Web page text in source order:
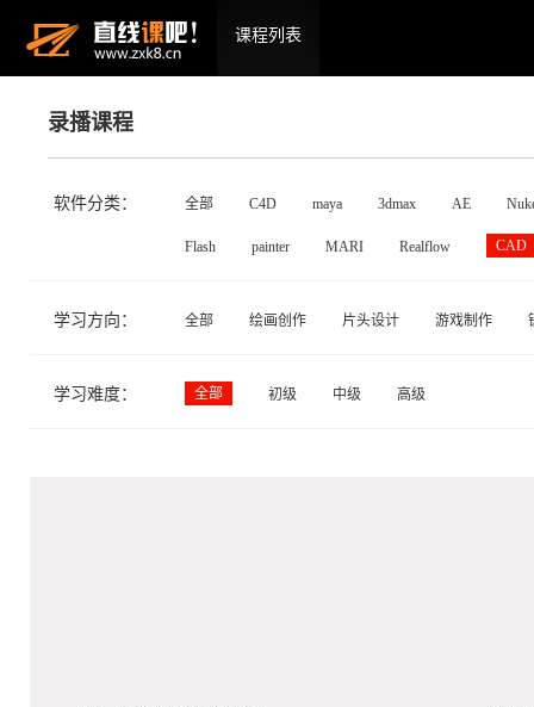
课程列表
录播课程
软件分类： 全部 C4D maya 3dmax AE
Flash painter MARI Realflow CAD
学习方向： 全部 绘画创作 片头设计 游戏制作
学习难度： 全部 初级 中级 高级